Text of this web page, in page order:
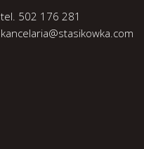
tel. 502 176 281
kancelaria@stasikowka.com